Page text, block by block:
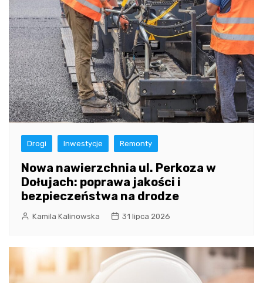
Drogi Inwestycje Remonty
Nowa nawierzchnia ul. Perkoza w
Dołujach: poprawa jakości i
bezpieczeństwa na drodze
Kamila Kalinowska 31 lipca 2026